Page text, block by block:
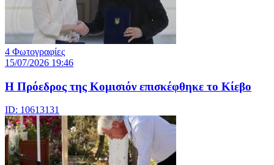
4 Φωτογραφίες
15/07/2026 19:46
Η Πρόεδρος της Κομισιόν επισκέφθηκε το Κίεβο
ID: 10613131